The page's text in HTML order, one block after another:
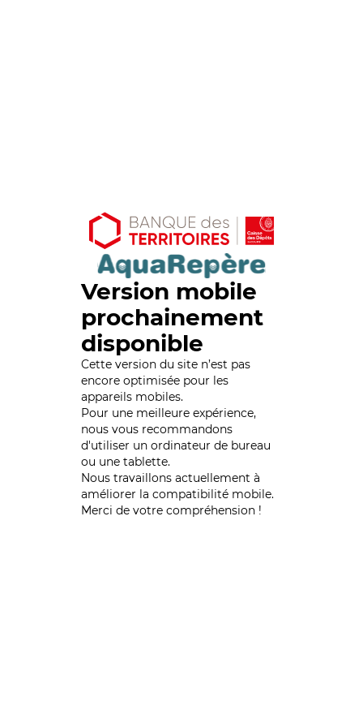
Version mobile
prochainement
disponible
Cette version du site n’est pas
encore optimisée pour les
appareils mobiles.
Pour une meilleure expérience,
nous vous recommandons
d'utiliser un ordinateur de bureau
ou une tablette.
Nous travaillons actuellement à
améliorer la compatibilité mobile.
Merci de votre compréhension !